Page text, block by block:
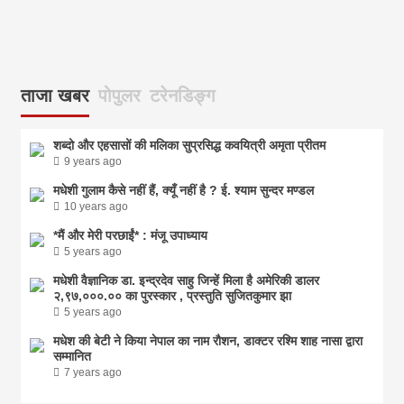
ताजा खबर पोपुलर टरेनडिङ्ग
शब्दो और एहसासों की मलिका सुप्रसिद्ध कवयित्री अमृता प्रीतम
9 years ago
मधेशी गुलाम कैसे नहीं हैं, क्यूँ नहीं है ? ई. श्याम सुन्दर मण्डल
10 years ago
*मैं और मेरी परछाईं* : मंजू उपाध्याय
5 years ago
मधेशी वैज्ञानिक डा. इन्द्रदेव साहु जिन्हें मिला है अमेरिकी डालर
२,९७,०००.०० का पुरस्कार , प्रस्तुति सुजितकुमार झा
5 years ago
मधेश की बेटी ने किया नेपाल का नाम राैशन, डाक्टर रश्मि शाह नासा द्वारा
सम्मानित
7 years ago